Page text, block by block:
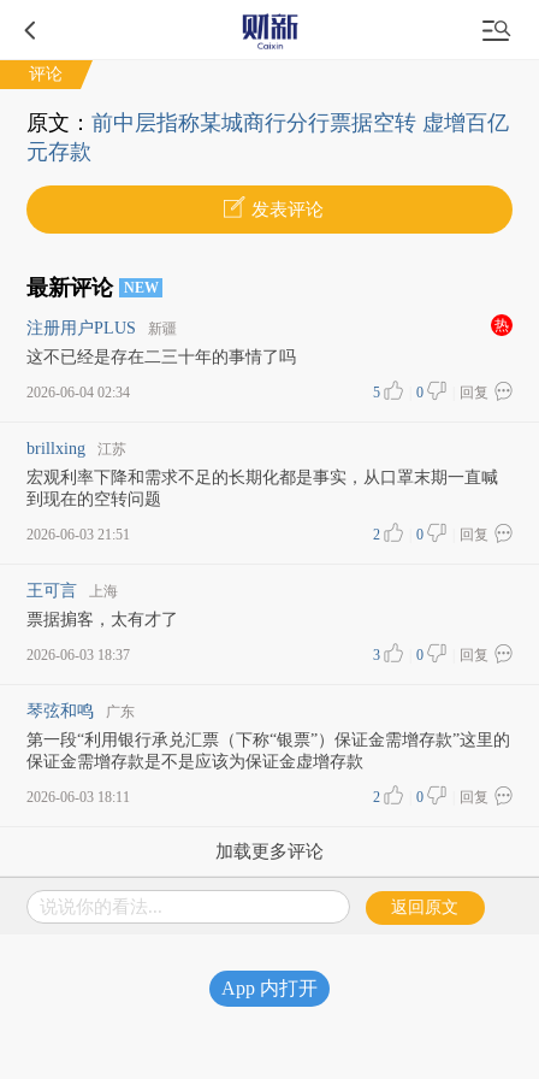
评论
原文：前中层指称某城商行分行票据空转 虚增百亿
元存款
发表评论
最新评论 NEW
注册用户PLUS 新疆 热
这不已经是存在二三十年的事情了吗
2026-06-04 02:34 回复
0
5
brillxing 江苏
宏观利率下降和需求不足的长期化都是事实，从口罩末期一直喊
到现在的空转问题
2026-06-03 21:51 回复
0
2
王可言 上海
票据掮客，太有才了
2026-06-03 18:37 回复
0
3
琴弦和鸣 广东
第一段“利用银行承兑汇票（下称“银票”）保证金需增存款”这里的
保证金需增存款是不是应该为保证金虚增存款
2026-06-03 18:11 回复
0
2
加载更多评论
说说你的看法... 返回原文
App 内打开